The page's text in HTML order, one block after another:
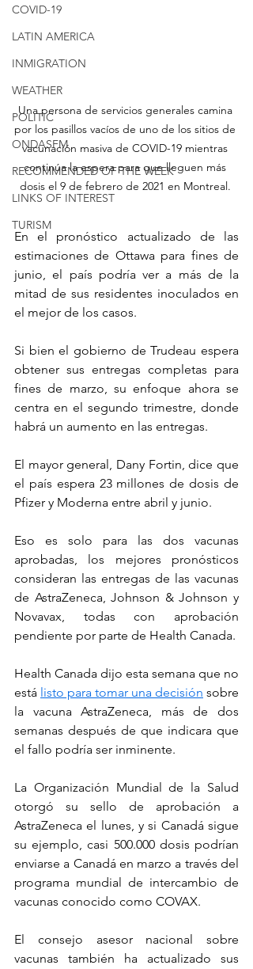
COVID-19
LATIN AMERICA
INMIGRATION
WEATHER
POLITIC
ONDASFM
RECOMMENDED OF THE WEEK
LINKS OF INTEREST
TURISM
Una persona de servicios generales camina
por los pasillos vacíos de uno de los sitios de
vacunación masiva de COVID-19 mientras
continúa la espera para que lleguen más
dosis el 9 de febrero de 2021 en Montreal.
En el pronóstico actualizado de las
estimaciones de Ottawa para fines de
junio, el país podría ver a más de la
mitad de sus residentes inoculados en
el mejor de los casos.
Si bien el gobierno de Trudeau espera
obtener sus entregas completas para
fines de marzo, su enfoque ahora se
centra en el segundo trimestre, donde
habrá un aumento en las entregas.
El mayor general, Dany Fortin, dice que
el país espera 23 millones de dosis de
Pfizer y Moderna entre abril y junio.
Eso es solo para las dos vacunas
aprobadas, los mejores pronósticos
consideran las entregas de las vacunas
de AstraZeneca, Johnson & Johnson y
Novavax, todas con aprobación
pendiente por parte de Health Canada.
Health Canada dijo esta semana que no
está listo para tomar una decisión sobre
la vacuna AstraZeneca, más de dos
semanas después de que indicara que
el fallo podría ser inminente.
La Organización Mundial de la Salud
otorgó su sello de aprobación a
AstraZeneca el lunes, y si Canadá sigue
su ejemplo, casi 500.000 dosis podrían
enviarse a Canadá en marzo a través del
programa mundial de intercambio de
vacunas conocido como COVAX.
El consejo asesor nacional sobre
vacunas también ha actualizado sus